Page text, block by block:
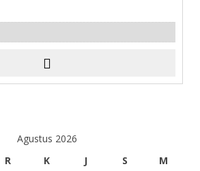
Agustus 2026
R K J S
M